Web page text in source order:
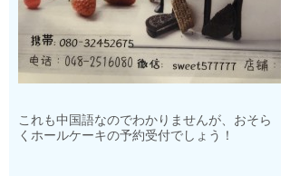
これも中国語なのでわかりませんが、おそら
くホールケーキの予約受付でしょう！